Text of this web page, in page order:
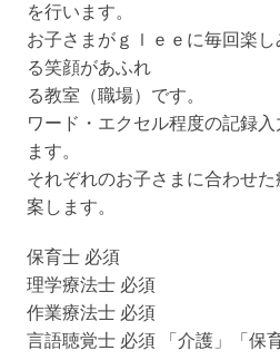
を行います。
お子さまがｇｌｅｅに毎回楽
る笑顔があふれ
る教室（職場）です。
ワード・エクセル程度の記録
ます。
それぞれのお子さまに合わせ
案します。
保育士 必須
理学療法士 必須
作業療法士 必須
言語聴覚士 必須 「介護」「保